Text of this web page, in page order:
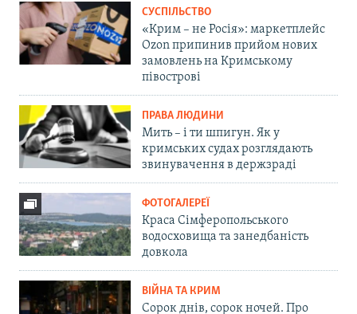
СУСПІЛЬСТВО
«Крим – не Росія»: маркетплейс
Ozon припинив прийом нових
замовлень на Кримському
півострові
ПРАВА ЛЮДИНИ
Мить – і ти шпигун. Як у
кримських судах розглядають
звинувачення в держзраді
ФОТОГАЛЕРЕЇ
Краса Сімферопольського
водосховища та занедбаність
довкола
ВІЙНА ТА КРИМ
Сорок днів, сорок ночей. Про